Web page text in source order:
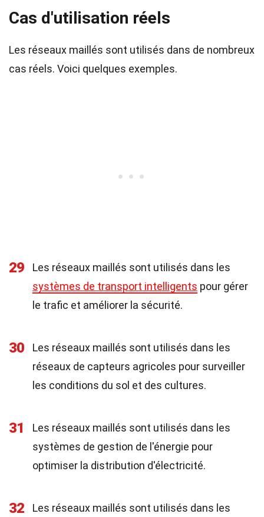
Cas d'utilisation réels
Les réseaux maillés sont utilisés dans de nombreux
cas réels. Voici quelques exemples.
29
Les réseaux maillés sont utilisés dans les
systèmes de transport intelligents pour gérer
le trafic et améliorer la sécurité.
30
Les réseaux maillés sont utilisés dans les
réseaux de capteurs agricoles pour surveiller
les conditions du sol et des cultures.
31
Les réseaux maillés sont utilisés dans les
systèmes de gestion de l'énergie pour
optimiser la distribution d'électricité.
32
Les réseaux maillés sont utilisés dans les